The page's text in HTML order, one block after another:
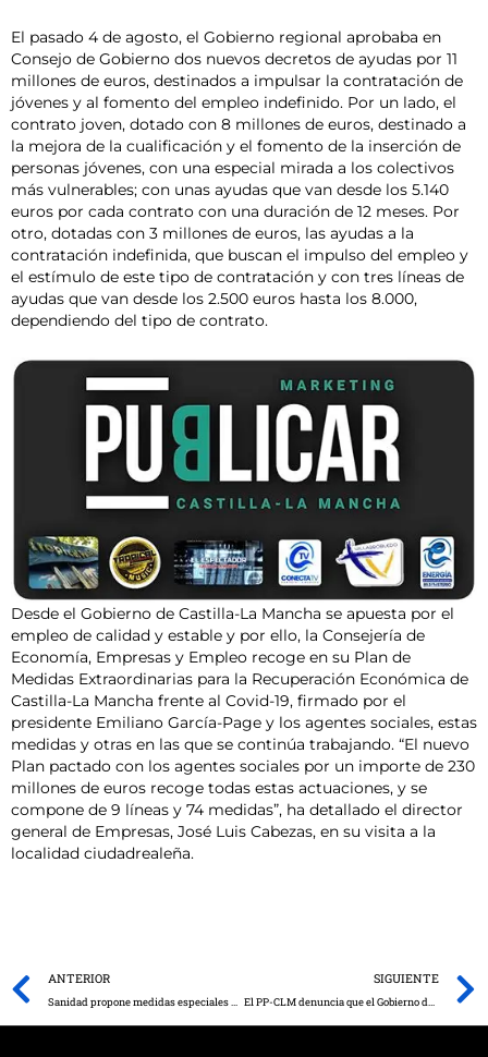
El pasado 4 de agosto, el Gobierno regional aprobaba en
Consejo de Gobierno dos nuevos decretos de ayudas por 11
millones de euros, destinados a impulsar la contratación de
jóvenes y al fomento del empleo indefinido. Por un lado, el
contrato joven, dotado con 8 millones de euros, destinado a
la mejora de la cualificación y el fomento de la inserción de
personas jóvenes, con una especial mirada a los colectivos
más vulnerables; con unas ayudas que van desde los 5.140
euros por cada contrato con una duración de 12 meses. Por
otro, dotadas con 3 millones de euros, las ayudas a la
contratación indefinida, que buscan el impulso del empleo y
el estímulo de este tipo de contratación y con tres líneas de
ayudas que van desde los 2.500 euros hasta los 8.000,
dependiendo del tipo de contrato.
Desde el Gobierno de Castilla-La Mancha se apuesta por el
empleo de calidad y estable y por ello, la Consejería de
Economía, Empresas y Empleo recoge en su Plan de
Medidas Extraordinarias para la Recuperación Económica de
Castilla-La Mancha frente al Covid-19, firmado por el
presidente Emiliano García-Page y los agentes sociales, estas
medidas y otras en las que se continúa trabajando. “El nuevo
Plan pactado con los agentes sociales por un importe de 230
millones de euros recoge todas estas actuaciones, y se
compone de 9 líneas y 74 medidas”, ha detallado el director
general de Empresas, José Luis Cabezas, en su visita a la
localidad ciudadrealeña.
Prev
ANTERIOR
Sanidad propone medidas especiales para la localidad ciudadrealeña de Campo de Criptana
SIGUIENTE
El PP-CLM denuncia que el Gobierno de Page miente sobre la contratación de 3.000 docentes más para hacer frente a la pandemia en las aulas